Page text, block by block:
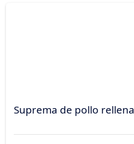
Suprema de pollo rellena